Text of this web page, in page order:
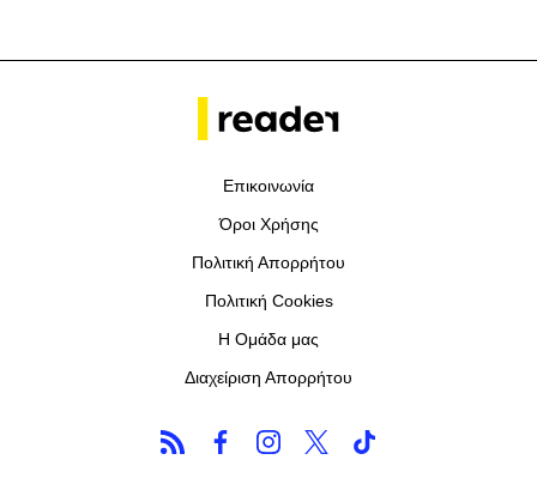
Επικοινωνία
Όροι Χρήσης
Πολιτική Απορρήτου
Πολιτική Cookies
Η Ομάδα μας
Διαχείριση Απορρήτου